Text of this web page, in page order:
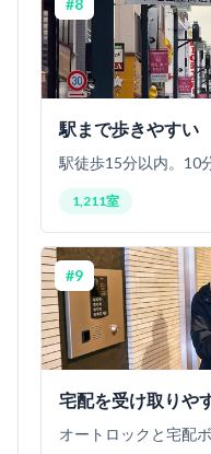
#8
駅まで歩きやすい
駅徒歩15分以内。10
1,211室
#9
宅配を受け取りや
オートロックと宅配